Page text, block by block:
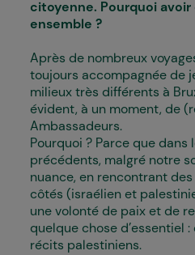
citoyenne. Pourquoi
ensemble ?
Après de nombreux
toujours accompagnée de
milieux très différents à
évident, à un moment, de
Ambassadeurs.
Pourquoi ? Parce que dans
précédents, malgré notre
nuance, en rencontrant
côtés (israélien et
une volonté de paix et de
quelque chose d’essentiel
récits palestiniens.